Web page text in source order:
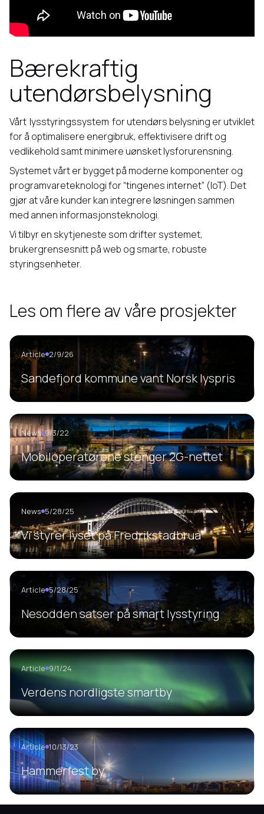
Bærekraftig
utendørsbelysning
Vårt lysstyringssystem for utendørs belysning er utviklet
for å optimalisere energibruk, effektivisere drift og
vedlikehold samt minimere uønsket lysforurensning.
Systemet vårt er bygget på moderne komponenter og
programvareteknologi for “tingenes internet” (IoT). Det
gjør at våre kunder kan integrere løsningen sammen
med annen informasjonsteknologi.
Vi tilbyr en skytjeneste som drifter systemet,
brukergrensesnitt på web og smarte, robuste
styringsenheter.
Les om flere av våre prosjekter
Article 2/9/26
Sandefjord kommune vant Norsk lyspris
News 9/3/22
Mobiloperatørene stenger 2G-nettet
News 5/28/25
Vi styrer lyset på Fredrikstadbrua
Article 5/28/25
Nesodden satser på smart lysstyring
Article 9/1/24
Verdens nordligste smartby
Article 10/13/23
Hammerfest by